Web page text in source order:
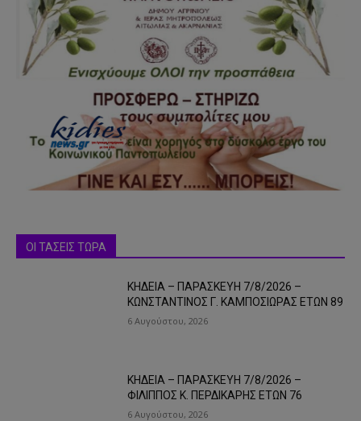
ΟΙ ΤΑΣΕΙΣ ΤΩΡΑ
ΚΗΔΕΙΑ – ΠΑΡΑΣΚΕΥΗ 7/8/2026 –
ΚΩΝΣΤΑΝΤΙΝΟΣ Γ. ΚΑΜΠΟΣΙΩΡΑΣ ΕΤΩΝ 89
6 Αυγούστου, 2026
ΚΗΔΕΙΑ – ΠΑΡΑΣΚΕΥΗ 7/8/2026 –
ΦΙΛΙΠΠΟΣ Κ. ΠΕΡΔΙΚΑΡΗΣ ΕΤΩΝ 76
6 Αυγούστου, 2026